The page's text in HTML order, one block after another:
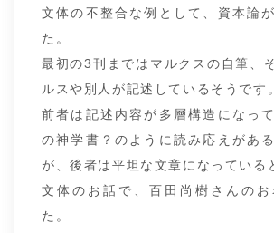
文体の不整合な例として、資本論
た。
最初の3刊まではマルクスの自筆、
ルスや別人が記述しているそうです。
前者は記述内容が多層構造になっ
の神学書？のように読み応えがあ
が、後者は平坦な文章になっている
文体のお話で、百田尚樹さんのお
た。